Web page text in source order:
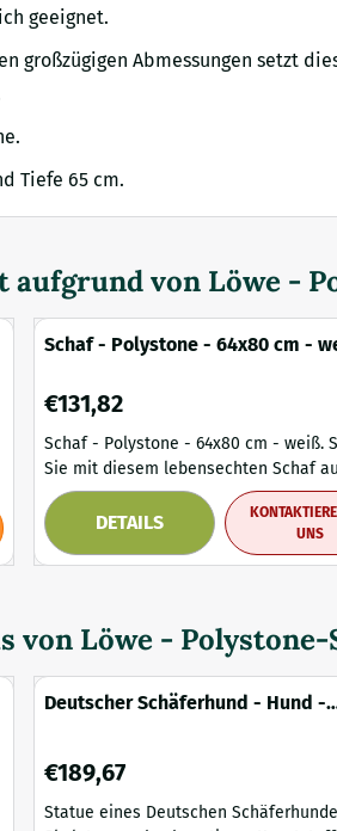
geeignet.
großzügigen Abmessungen setzt
Tiefe 65 cm.
aufgrund von Löwe -
Schaf - Polystone - 64x80 cm -
Preis: 131,82
€131,82
Schaf - Polystone - 64x80 cm - weiß. Setzen
Sie mit diesem lebensechten Schaf
Polystone einen verspielten und
lebensechten Akzent in Ihrem Garten
Interieur. Mit großzügigen 80 cm
cm Höhe ist diese große Statue ein
die detailreiche Verarbeitung und ...
DETAILS
UNS
von Löwe -
Deutscher Schäferhund - Hund -
Preis: 189,67
€189,67
Statue eines Deutschen